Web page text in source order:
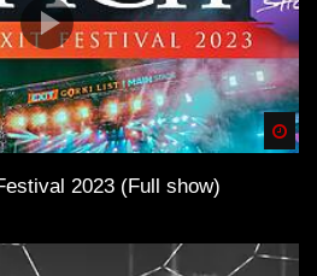
2023 (Full show)